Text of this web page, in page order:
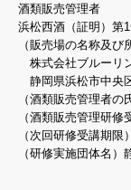
酒類販売管理者
浜松西酒（証明）第
（販売場の名称及び
株式会社ブルーリ
静岡県浜松市中央
（酒類販売管理者
（酒類販売管理研修
（次回研修受講期限
（研修実施団体名